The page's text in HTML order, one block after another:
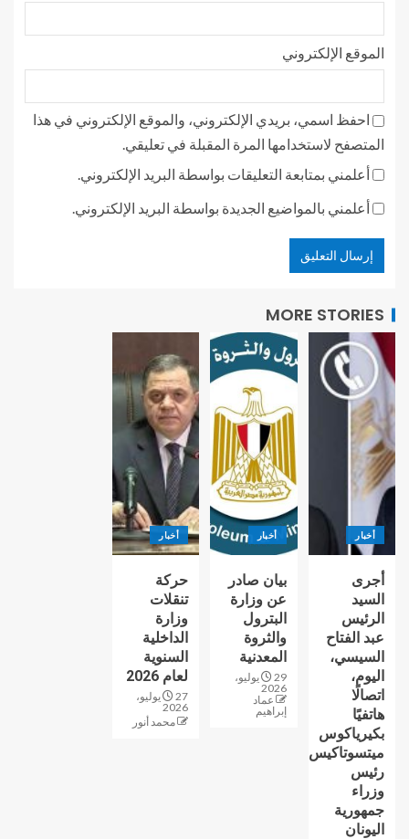
الموقع الإلكتروني
احفظ اسمي، بريدي الإلكتروني، والموقع الإلكتروني في هذا
المتصفح لاستخدامها المرة المقبلة في تعليقي.
أعلمني بمتابعة التعليقات بواسطة البريد الإلكتروني.
أعلمني بالمواضيع الجديدة بواسطة البريد الإلكتروني.
MORE STORIES
أخبار
أجرى
السيد
الرئيس
عبد الفتاح
السيسي،
اليوم،
اتصالًا
هاتفيًا
بكيرياكوس
ميتسوتاكيس
رئيس
وزراء
جمهورية
اليونان
أخبار
بيان صادر
عن وزارة
البترول
والثروة
المعدنية
29 يوليو،
2026
عماد
إبراهيم
أخبار
حركة
تنقلات
وزارة
الداخلية
السنوية
لعام 2026
27 يوليو،
2026
محمد أنور